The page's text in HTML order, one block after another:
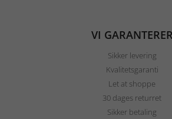
VI GARANTERER
Sikker levering
Kvalitetsgaranti
Let at shoppe
30 dages returret
Sikker betaling